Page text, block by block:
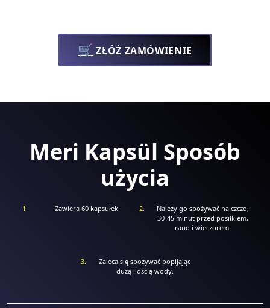
🛒 ZŁÓŻ ZAMÓWIENIE
Meri Kapsül Sposób
użycia
Zawiera 60 kapsułek
Należy go spożywać na czczo,
30-45 minut przed posiłkiem,
rano i wieczorem.
Zaleca się spożywać popijając
dużą ilością wody.